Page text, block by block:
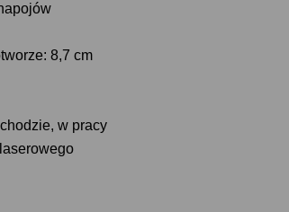
8,7 cm
w pracy